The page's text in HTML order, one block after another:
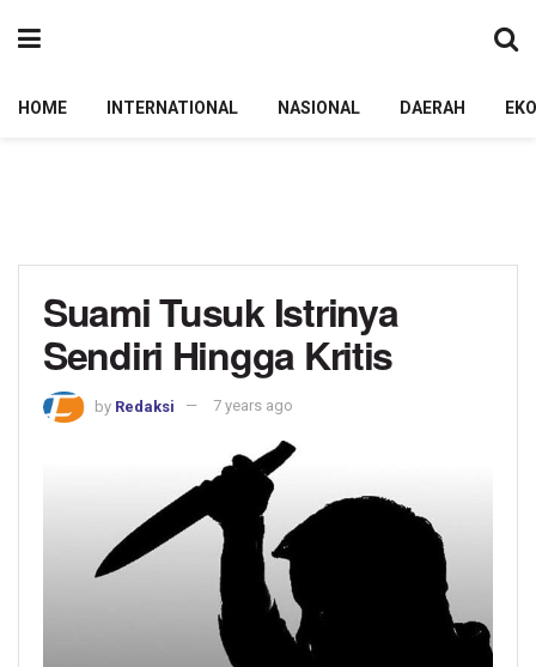
HOME INTERNATIONAL NASIONAL DAERAH
Suami Tusuk Istrinya
Sendiri Hingga Kritis
by Redaksi 7 years ago